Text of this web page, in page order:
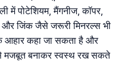
में पोटेशियम, मैंगनीज, कॉपर,
जिंक जैसे जरूरी मिनरल्स भी
आहार कहा जा सकता है और
मजबूत बनाकर स्वस्थ रख सकते